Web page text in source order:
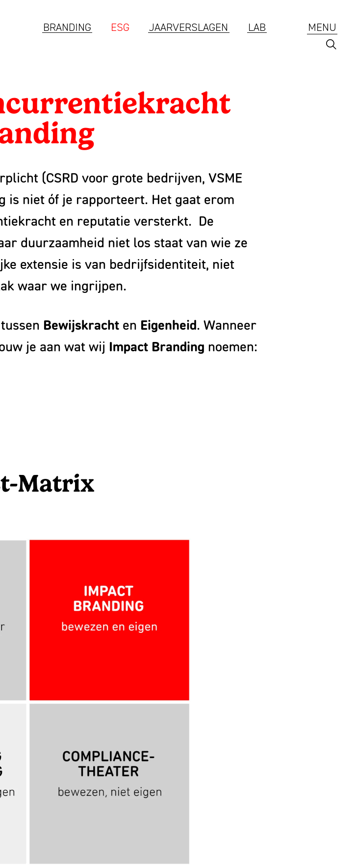
BRANDING ESG JAARVERSLAGEN LAB MENU
Branding
Jaarverslagen
Lab
(CSRD voor grote bedrijven, VSME
is niet óf je rapporteert. Het gaat erom
en reputatie versterkt. De
duurzaamheid niet los staat van wie ze
extensie is van bedrijfsidentiteit, niet
waar we ingrijpen.
Bewijskracht en Eigenheid. Wanneer
je aan wat wij Impact Branding noemen:
Matrix